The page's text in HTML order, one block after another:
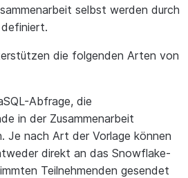
selbst werden durch
die folgenden Arten von
Abfrage, die
in der Zusammenarbeit
Je nach Art der Vorlage können
direkt an das Snowflake-
Teilnehmenden gesendet